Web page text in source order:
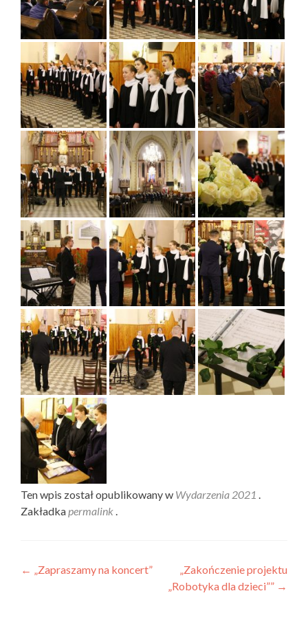
Ten wpis został opublikowany w Wydarzenia 2021 .
Zakładkapermalink .
Nawigacja wpisu
← „Zapraszamy na koncert”
„Zakończenie projektu
„Robotyka dla dzieci”” →